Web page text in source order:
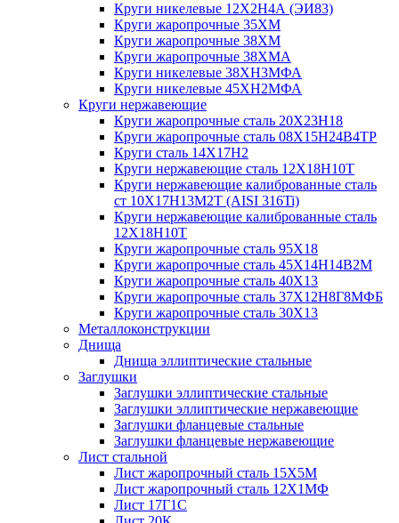
Круги никелевые 12Х2Н4А (ЭИ83)
Круги жаропрочные 35ХМ
Круги жаропрочные 38ХМ
Круги жаропрочные 38ХМА
Круги никелевые 38XH3MФА
Круги никелевые 45ХН2МФА
Круги нержавеющие
Круги жаропрочные сталь 20Х23Н18
Круги жаропрочные сталь 08Х15Н24В4ТР
Круги сталь 14Х17Н2
Круги нержавеющие сталь 12Х18Н10Т
Круги нержавеющие калиброванные сталь
ст 10Х17Н13М2Т (AISI 316Ti)
Круги нержавеющие калиброванные сталь
12Х18Н10Т
Круги жаропрочные сталь 95Х18
Круги жаропрочные сталь 45Х14Н14В2М
Круги жаропрочные сталь 40Х13
Круги жаропрочные сталь 37Х12Н8Г8МФБ
Круги жаропрочные сталь 30Х13
Металлоконструкции
Днища
Днища эллиптические стальные
Заглушки
Заглушки эллиптические стальные
Заглушки эллиптические нержавеющие
Заглушки фланцевые стальные
Заглушки фланцевые нержавеющие
Лист стальной
Лист жаропрочный сталь 15Х5М
Лист жаропрочный сталь 12Х1МФ
Лист 17Г1С